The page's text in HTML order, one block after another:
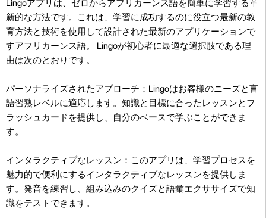
Lingoアプリは、ゼロからアフリカーンス語を簡単に学習する革
新的な方法です。これは、学習に成功するのに役立つ最新の教
育方法と技術を使用して設計された最新のアプリケーションで
すアフリカーンス語。 Lingoが初心者に最適な選択肢である理
由は次のとおりです。
パーソナライズされたアプローチ：Lingoはお客様のニーズと言
語習熟レベルに適応します。知識と目標に合ったレッスンとフ
ラッシュカードを提供し、自分のペースで学ぶことができま
す。
インタラクティブなレッスン：このアプリは、学習プロセスを
魅力的で便利にするインタラクティブなレッスンを提供しま
す。発音を練習し、組み込みのクイズと語彙エクササイズで知
識をテストできます。